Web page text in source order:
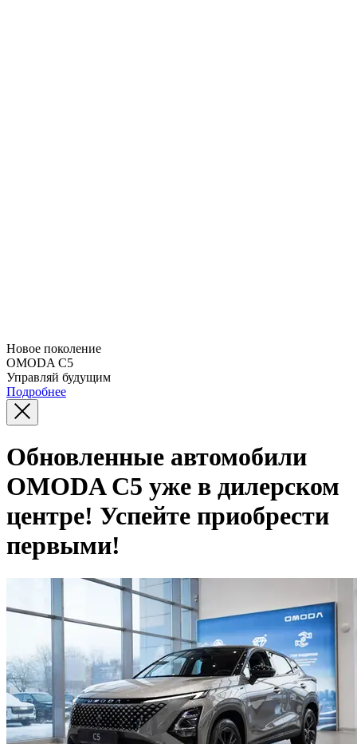
Новое поколение
OMODA C5
Управляй будущим
Подробнее
Обновленные автомобили
OMODA C5 уже в дилерском
центре! Успейте приобрести
первыми!